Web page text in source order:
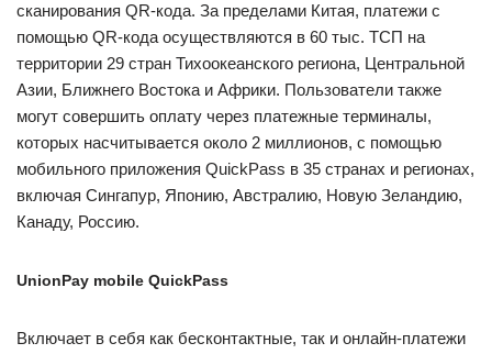
сканирования QR-кода. За пределами Китая, платежи с
помощью QR-кода осуществляются в 60 тыс. ТСП на
территории 29 стран Тихоокеанского региона, Центральной
Азии, Ближнего Востока и Африки. Пользователи также
могут совершить оплату через платежные терминалы,
которых насчитывается около 2 миллионов, с помощью
мобильного приложения QuickPass в 35 странах и регионах,
включая Сингапур, Японию, Австралию, Новую Зеландию,
Канаду, Россию.
UnionPay mobile QuickPass
Включает в себя как бесконтактные, так и онлайн-платежи